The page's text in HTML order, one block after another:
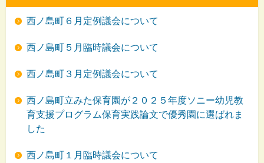
西ノ島町６月定例議会について
西ノ島町５月臨時議会について
西ノ島町３月定例議会について
西ノ島町立みた保育園が２０２５年度ソニー幼児教
育支援プログラム保育実践論文で優秀園に選ばれま
した
西ノ島町１月臨時議会について